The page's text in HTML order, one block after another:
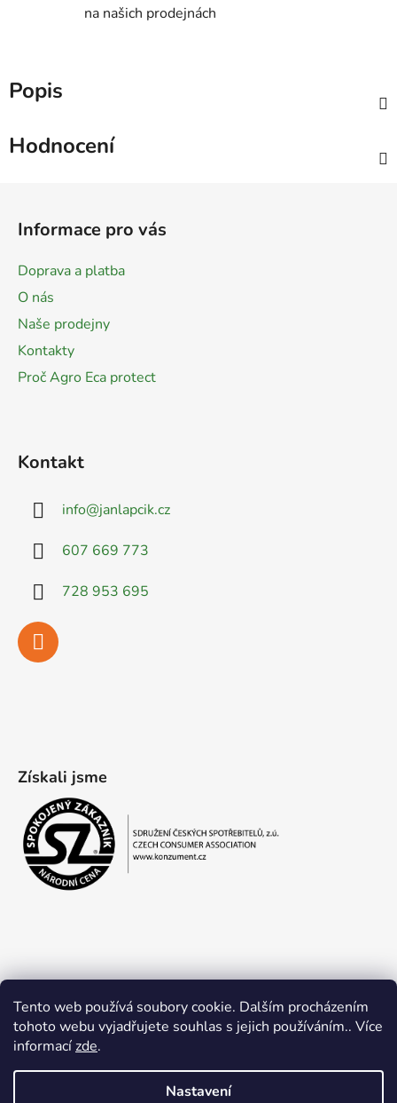
Tento web používá soubory cookie. Dalším procházením
tohoto webu vyjadřujete souhlas s jejich používáním.. Více
informacízde.
Nastavení
na našich prodejnách
Popis
Hodnocení
Informace pro vás
Doprava a platba
O nás
Naše prodejny
Kontakty
Proč Agro Eca protect
Kontakt
info@janlapcik.cz
607 669 773
728 953 695
Získali jsme
Obchodní podmínky Ochrana osobních údajů